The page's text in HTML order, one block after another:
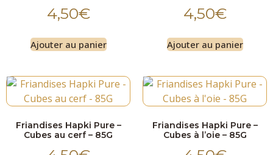
4,50€
Ajouter au panier
4,50€
Ajouter au panier
Friandises Hapki Pure –
Cubes au cerf – 85G
Friandises Hapki Pure –
Cubes à l’oie – 85G